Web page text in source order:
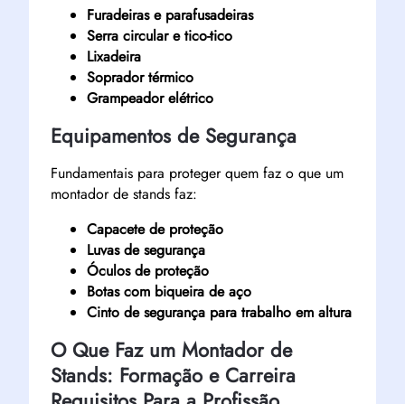
Furadeiras e parafusadeiras
Serra circular e tico-tico
Lixadeira
Soprador térmico
Grampeador elétrico
Equipamentos de Segurança
Fundamentais para proteger quem faz o que um
montador de stands faz:
Capacete de proteção
Luvas de segurança
Óculos de proteção
Botas com biqueira de aço
Cinto de segurança para trabalho em altura
O Que Faz um Montador de
Stands: Formação e Carreira